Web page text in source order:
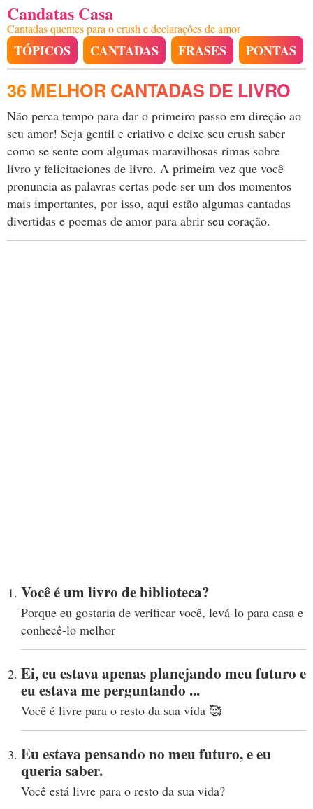
Candatas Casa
Cantadas quentes para o crush e declarações de amor
TÓPICOS CANTADAS FRASES PONTAS
36 MELHOR CANTADAS DE LIVRO
Não perca tempo para dar o primeiro passo em direção ao
seu amor! Seja gentil e criativo e deixe seu crush saber
como se sente com algumas maravilhosas rimas sobre
livro y felicitaciones de livro. A primeira vez que você
pronuncia as palavras certas pode ser um dos momentos
mais importantes, por isso, aqui estão algumas cantadas
divertidas e poemas de amor para abrir seu coração.
Você é um livro de biblioteca?
Porque eu gostaria de verificar você, levá-lo para casa e
conhecê-lo melhor
Ei, eu estava apenas planejando meu futuro e
eu estava me perguntando ...
Você é livre para o resto da sua vida 🥰
Eu estava pensando no meu futuro, e eu
queria saber.
Você está livre para o resto da sua vida?